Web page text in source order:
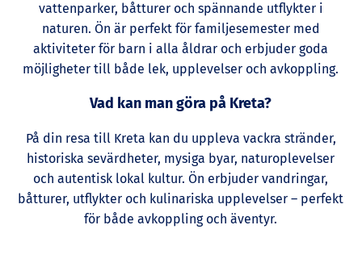
vattenparker, båtturer och spännande utflykter i
naturen. Ön är perfekt för familjesemester med
aktiviteter för barn i alla åldrar och erbjuder goda
möjligheter till både lek, upplevelser och avkoppling.
Vad kan man göra på Kreta?
På din resa till Kreta kan du uppleva vackra stränder,
historiska sevärdheter, mysiga byar, naturoplevelser
och autentisk lokal kultur. Ön erbjuder vandringar,
båtturer, utflykter och kulinariska upplevelser – perfekt
för både avkoppling och äventyr.